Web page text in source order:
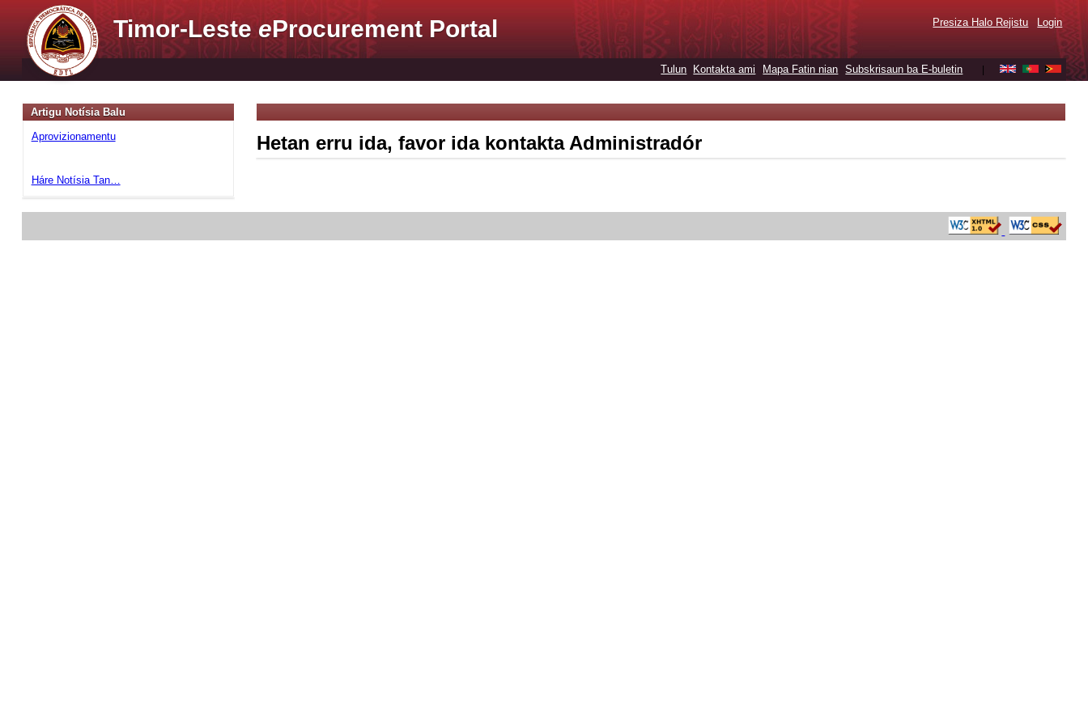
Timor-LesteeProcurement Portal Presiza Halo Rejistu Login
Tulun Kontakta ami Mapa Fatin nian Subskrisaun ba E-buletin
Artigu Notísia Balu
Aprovizionamentu
Háre Notísia Tan…
Hetan erru ida, favor ida kontakta Administradór